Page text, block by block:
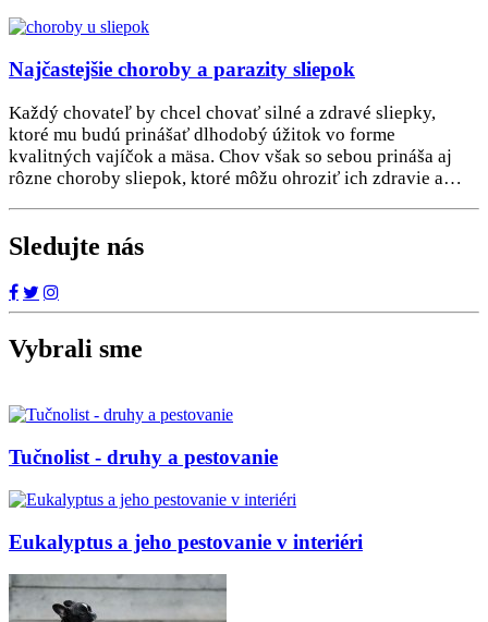
Najčastejšie choroby a parazity sliepok
Každý chovateľ by chcel chovať silné a zdravé sliepky,
ktoré mu budú prinášať dlhodobý úžitok vo forme
kvalitných vajíčok a mäsa. Chov však so sebou prináša aj
rôzne choroby sliepok, ktoré môžu ohroziť ich zdravie a…
Sledujte nás
Vybrali sme
Tučnolist - druhy a pestovanie
Eukalyptus a jeho pestovanie v interiéri